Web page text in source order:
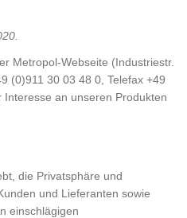
Metropol-Webseite (Industriestr.
(0)911 30 03 48 0, Telefax +49
an unseren Produkten
die Privatsphäre und
und Lieferanten sowie
einschlägigen